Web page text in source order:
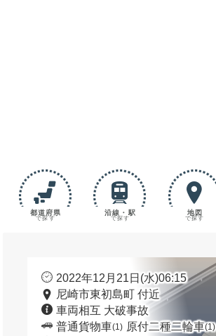
都道府県
で探す
沿線・駅
で探す
地図
で探す
2022年12月21日(水)06:15
尼崎市東初島町 付近
車両相互 大破事故
普通貨物車(1) 原付二種二輪車(1)